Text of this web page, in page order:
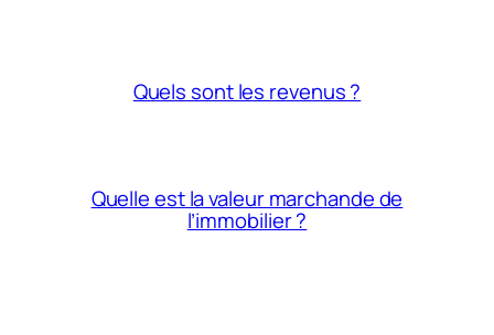
Quels sont les revenus ?
Quelle est la valeur marchande de
l’immobilier ?